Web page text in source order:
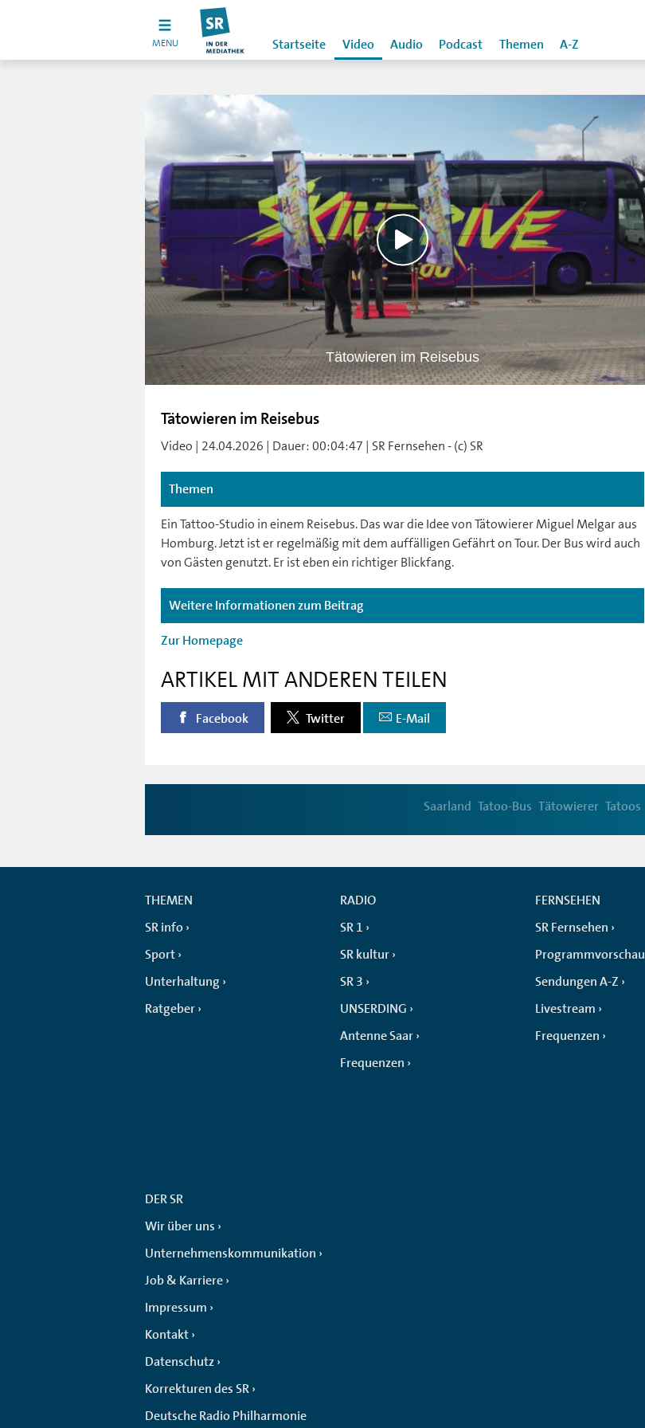
MENU Startseite Video Audio Podcast Themen A-Z
Tätowieren im Reisebus
Tätowieren im Reisebus
Video | 24.04.2026 | Dauer: 00:04:47 | SR Fernsehen - (c) SR
Themen
Ein Tattoo-Studio in einem Reisebus. Das war die Idee von Tätowierer Miguel Melgar aus
Homburg. Jetzt ist er regelmäßig mit dem auffälligen Gefährt on Tour. Der Bus wird auch
von Gästen genutzt. Er ist eben ein richtiger Blickfang.
Weitere Informationen zum Beitrag
Zur Homepage
ARTIKEL MIT ANDEREN TEILEN
Facebook Twitter E-Mail
Saarland Tatoo-Bus Tätowierer Tatoos
THEMEN
SR info
Sport
Unterhaltung
Ratgeber
RADIO
SR 1
SR kultur
SR 3
UNSERDING
Antenne Saar
Frequenzen
FERNSEHEN
SR Fernsehen
Programmvorschau
Sendungen A-Z
Livestream
Frequenzen
DER SR
Wir über uns
Unternehmenskommunikation
Job & Karriere
Impressum
Kontakt
Datenschutz
Korrekturen des SR
Deutsche Radio Philharmonie